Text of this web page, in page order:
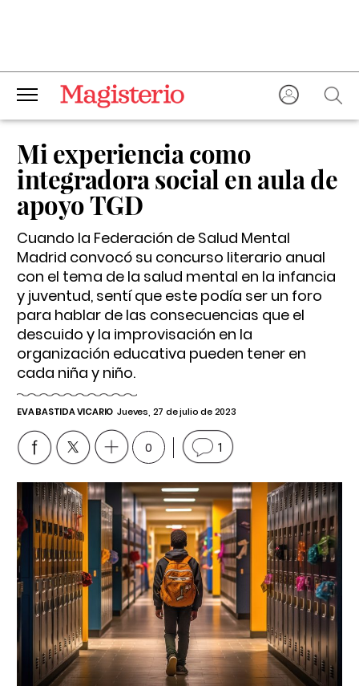
Mi experiencia como
integradora social en aula de
apoyo TGD
Cuando la Federación de Salud Mental
Madrid convocó su concurso literario anual
con el tema de la salud mental en la infancia
y juventud, sentí que este podía ser un foro
para hablar de las consecuencias que el
descuido y la improvisación en la
organización educativa pueden tener en
cada niña y niño.
EVA BASTIDA VICARIO Jueves, 27 de julio de 2023
0 1